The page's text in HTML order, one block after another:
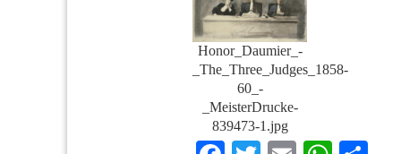
Honor_Daumier_-
_The_Three_Judges_1858-
60_-
_MeisterDrucke-
839473-1.jpg